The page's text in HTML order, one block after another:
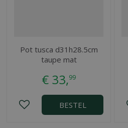
Pot tusca d31h28.5cm
taupe mat
€ 33,99
BESTEL